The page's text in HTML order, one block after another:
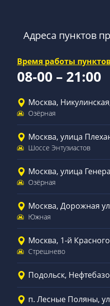
Адреса пунктов
Время работы
08-00 – 21:00
Москва,
Озёрная
Москва, улица
Шоссе Энтузиастов
Москва, улица
Озёрная
Москва, Дорожная
Южная
Москва, 1-й
Стрешнево
Подольск,
п. Лесные Поляны,